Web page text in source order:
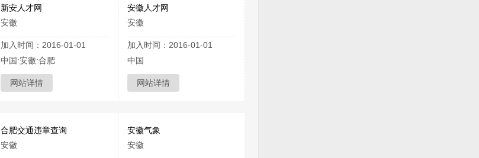
新安人才网
安徽
加入时间：2016-01-01
中国:安徽:合肥
网站详情
安徽人才网
安徽
加入时间：2016-01-01
中国
网站详情
合肥交通违章查询
安徽
安徽气象
安徽